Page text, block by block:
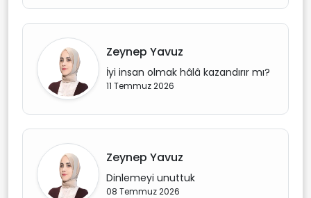
Zeynep Yavuz
İyi insan olmak hâlâ kazandırır mı?
11 Temmuz 2026
Zeynep Yavuz
Dinlemeyi unuttuk
08 Temmuz 2026